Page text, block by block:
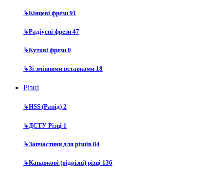
↳Кінцеві фрези 91
↳Радіусні фрези 47
↳Кутові фрези 0
↳Зі змінними вставками 18
Різці
↳HSS (Рапід) 2
↳ДСТУ Різці 1
↳Запчастини для різців 84
↳Канавкові (відрізні) різці 136